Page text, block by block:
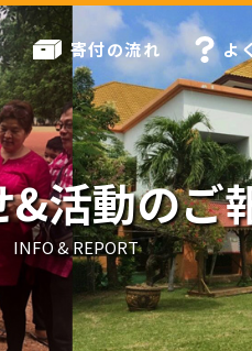
寄付の流れ よ
&活動のご
INFO & REPORT